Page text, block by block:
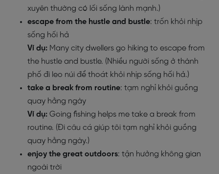
xuyên thường có lối sống lành mạnh.)
escape from the hustle and bustle: trốn khỏi nhịp
sống hối hả
Ví dụ: Many city dwellers go hiking to escape from
the hustle and bustle. (Nhiều người sống ở thành
phố đi leo núi để thoát khỏi nhịp sống hối hả.)
take a break from routine: tạm nghỉ khỏi guồng
quay hằng ngày
Ví dụ: Going fishing helps me take a break from
routine. (Đi câu cá giúp tôi tạm nghỉ khỏi guồng
quay hằng ngày.)
enjoy the great outdoors: tận hưởng không gian
ngoài trời